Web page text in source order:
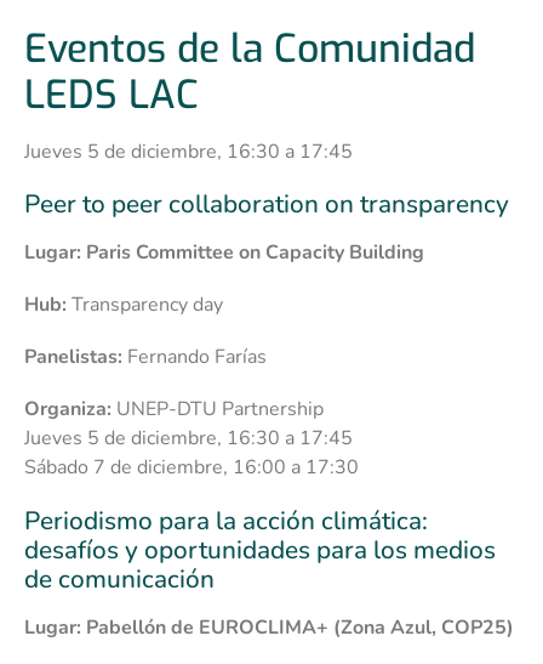
Eventos de la Comunidad
LEDS LAC
Jueves 5 de diciembre, 16:30 a 17:45
Peer to peer collaboration on transparency
Lugar: Paris Committee on Capacity Building
Hub: Transparency day
Panelistas: Fernando Farías
Organiza: UNEP-DTU Partnership
Jueves 5 de diciembre, 16:30 a 17:45
Sábado 7 de diciembre, 16:00 a 17:30
Periodismo para la acción climática:
desafíos y oportunidades para los medios
de comunicación
Lugar: Pabellón de EUROCLIMA+ (Zona Azul, COP25)